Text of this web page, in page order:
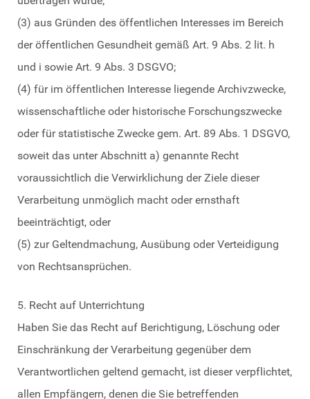
(3) aus Gründen des öffentlichen Interesses im Bereich
der öffentlichen Gesundheit gemäß Art. 9 Abs. 2 lit. h
und i sowie Art. 9 Abs. 3 DSGVO;
(4) für im öffentlichen Interesse liegende Archivzwecke,
wissenschaftliche oder historische Forschungszwecke
oder für statistische Zwecke gem. Art. 89 Abs. 1 DSGVO,
soweit das unter Abschnitt a) genannte Recht
voraussichtlich die Verwirklichung der Ziele dieser
Verarbeitung unmöglich macht oder ernsthaft
beeinträchtigt, oder
(5) zur Geltendmachung, Ausübung oder Verteidigung
von Rechtsansprüchen.
5. Recht auf Unterrichtung
Haben Sie das Recht auf Berichtigung, Löschung oder
Einschränkung der Verarbeitung gegenüber dem
Verantwortlichen geltend gemacht, ist dieser verpflichtet,
allen Empfängern, denen die Sie betreffenden